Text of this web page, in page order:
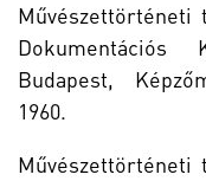
Művészettörténeti
Dokumentációs
Budapest,
1960.
Művészettörténeti